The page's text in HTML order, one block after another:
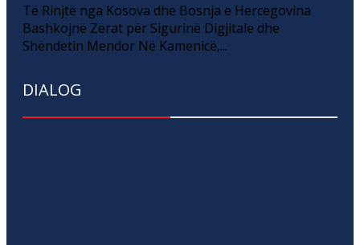
Të Rinjtë nga Kosova dhe Bosnja e Hercegovina
Bashkojnë Zërat për Sigurinë Digjitale dhe
Shëndetin Mendor Në Kamenicë,...
DIALOG